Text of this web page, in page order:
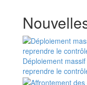
Déploiement
reprendre le